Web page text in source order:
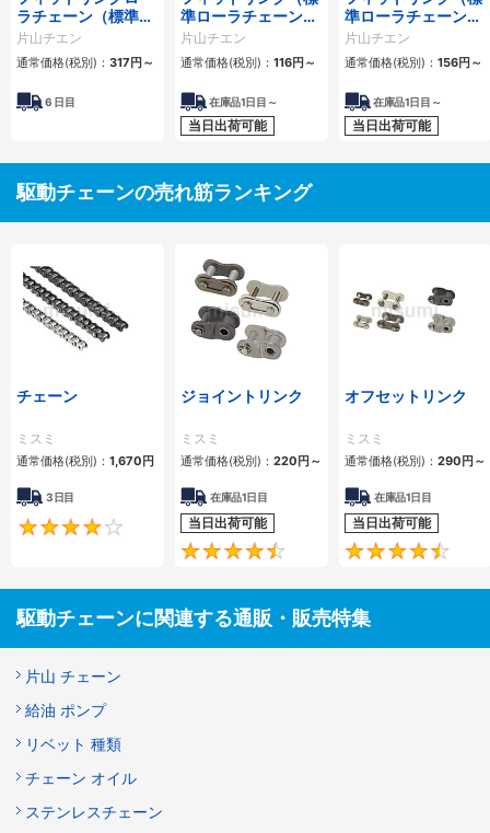
ラチェーン（標準ロ
ーラチェーン） 4列
片山チエン
通常価格(税別)： 317円～
6 日目
準ローラチェーン）
1列
片山チエン
通常価格(税別)： 116円～
在庫品1日目～
当日出荷可能
準ローラチェーン）
2列
片山チエン
通常価格(税別)： 156円～
在庫品1日目～
当日出荷可能
駆動チェーンの売れ筋ランキング
チェーン
ミスミ
通常価格(税別)： 1,670円
3日目
4.2
ジョイントリンク
ミスミ
通常価格(税別)： 220円～
在庫品1日目
当日出荷可能
4.5
オフセットリンク
ミスミ
通常価格(税別)： 290円～
在庫品1日目
当日出荷可能
駆動チェーンに関連する通販・販売特集
片山 チェーン
給油 ポンプ
リベット 種類
チェーン オイル
ステンレスチェーン